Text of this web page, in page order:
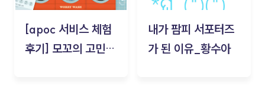
[apoc 서비스 체험
후기] 모꼬의 고민세
내가 팜피 서포터즈
가 된 이유_황수아